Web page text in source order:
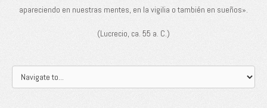
apareciendo en nuestras mentes, en la vigilia o también en sueños».
(Lucrecio, ca. 55 a. C.)